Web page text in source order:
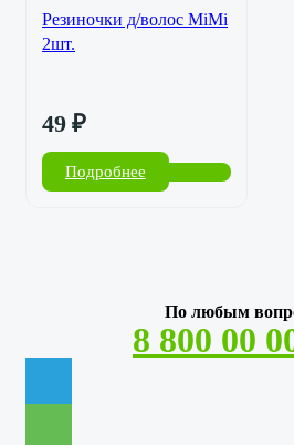
Резиночки д/волос MiMi
2шт.
49 ₽
Подробнее
По любым
8 800 00